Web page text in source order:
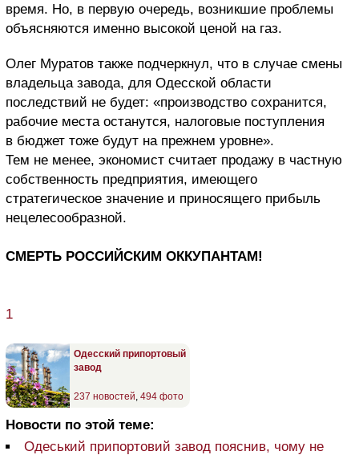
время. Но, в первую очередь, возникшие проблемы
объясняются именно высокой ценой на газ.
Олег Муратов также подчеркнул, что в случае смены
владельца завода, для Одесской области
последствий не будет: «производство сохранится,
рабочие места останутся, налоговые поступления
в бюджет тоже будут на прежнем уровне».
Тем не менее, экономист считает продажу в частную
собственность предприятия, имеющего
стратегическое значение и приносящего прибыль
нецелесообразной.
СМЕРТЬ РОССИЙСКИМ ОККУПАНТАМ!
1
Одесский припортовый
завод
237 новостей 494 фото
Новости по этой теме:
Одеський припортовий завод пояснив, чому не